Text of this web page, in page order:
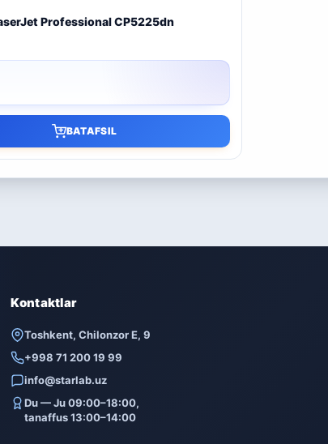
Professional CP5225dn
BATAFSIL
Kontaktlar
Toshkent, Chilonzor E, 9
+998 71 200 19 99
info@starlab.uz
Du — Ju 09:00–18:00,
tanaffus 13:00–14:00